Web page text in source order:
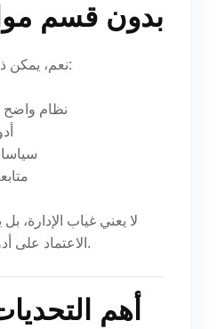
بدون قسم
نعم، يمكن ذلك، ولكن بشرط وجود:
نظام واضح
الاعتماد على أدوات وطرق أكثر مرونة.
أهم